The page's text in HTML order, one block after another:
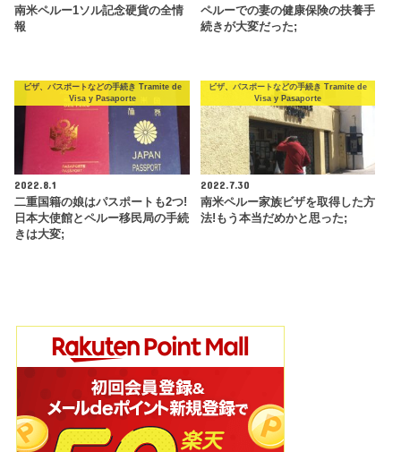
南米ペルー1ソル記念硬貨の全情
報
ペルーでの妻の健康保険の扶養手
続きが大変だった;
ビザ、パスポートなどの手続き Tramite de
Visa y Pasaporte
2022.8.1
二重国籍の娘はパスポートも2つ!
日本大使館とペルー移民局の手続
きは大変;
ビザ、パスポートなどの手続き Tramite de
Visa y Pasaporte
2022.7.30
南米ペルー家族ビザを取得した方
法!もう本当だめかと思った;